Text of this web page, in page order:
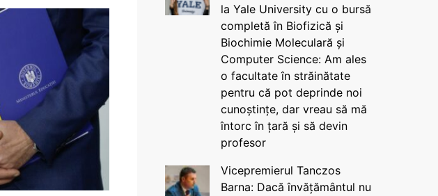
la Yale University cu o bursă
completă în Biofizică și
Biochimie Moleculară și
Computer Science: Am ales
o facultate în străinătate
pentru că pot deprinde noi
cunoștințe, dar vreau să mă
întorc în țară și să devin
profesor
Vicepremierul Tanczos
Barna: Dacă învățământul nu